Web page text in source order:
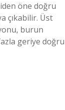
öne doğru
çıkabilir. Üst
burun
geriye doğru